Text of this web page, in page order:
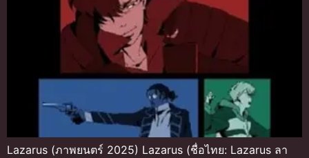
Lazarus (ภาพยนตร์ 2025) Lazarus (ชื่อไทย: Lazarus ลา